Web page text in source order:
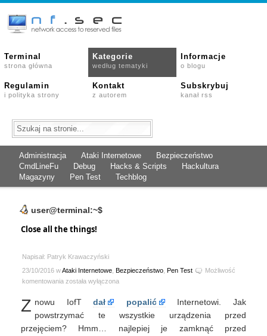
Terminal
strona główna
Kategorie
według tematyki
Informacje
o blogu
Regulamin
i polityka strony
Kontakt
z autorem
Subskrybuj
kanał rss
Administracja Ataki Internetowe
Bezpieczeństwo
CmdLineFu
Debug Hacks & Scripts
Hackultura
Magazyny
Pen Test Techblog
user@terminal:~$
Close all the things!
Napisał: Patryk Krawaczyński
23/10/2016 wAtaki Internetowe Bezpieczeństwo Pen Test
Możliwość
komentowania Close
the
things!
została wyłączona
Z nowu IofTdał popalić
Internetowi. Jak
powstrzymać te wszystkie urządzenia przed
przejęciem? Hmm… najlepiej je zamknąć przed